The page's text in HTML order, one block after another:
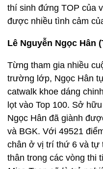
thí sinh đứng TOP của
được nhiều tình cảm
Lê Nguyễn Ngọc Hân
Từng tham gia nhiều
trường lớp, Ngọc Hân
catwalk khoe dáng
lọt vào Top 100. Sở
Ngọc Hân đã giành
và BGK. Với 49521
chân ở vị trí thứ 6 và tự
thân trong các vòng thi